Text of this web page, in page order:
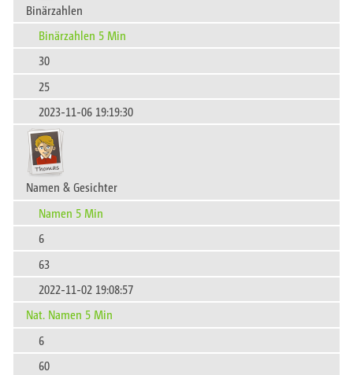
Binärzahlen
Binärzahlen 5 Min
30
25
2023-11-06 19:19:30
Namen & Gesichter
Namen 5 Min
6
63
2022-11-02 19:08:57
Nat. Namen 5 Min
6
60